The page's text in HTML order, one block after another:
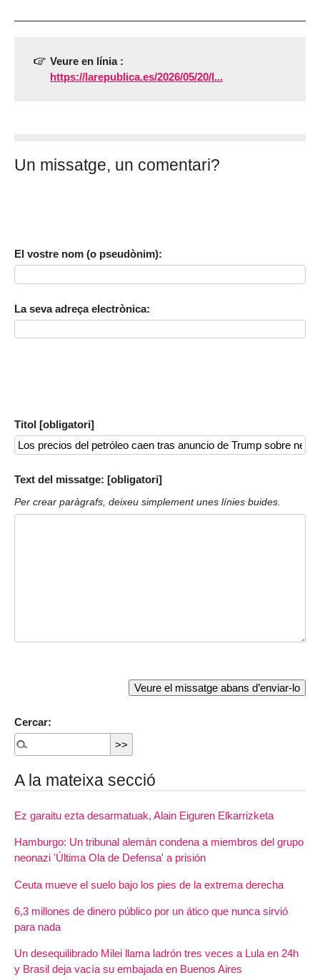
Veure en línia :
https://larepublica.es/2026/05/20/l...
Un missatge, un comentari?
El vostre nom (o pseudònim):
La seva adreça electrònica:
Titol [obligatori]
Text del missatge: [obligatori]
Per crear paràgrafs, deixeu simplement unes línies buides.
Cercar:
A la mateixa secció
Ez garaitu ezta desarmatuak, Alain Eiguren Elkarrizketa
Hamburgo: Un tribunal alemán condena a miembros del grupo
neonazi 'Última Ola de Defensa' a prisión
Ceuta mueve el suelo bajo los pies de la extrema derecha
6,3 millones de dinero público por un ático que nunca sirvió
para nada
Un desequilibrado Milei llama ladrón tres veces a Lula en 24h
y Brasil deja vacía su embajada en Buenos Aires